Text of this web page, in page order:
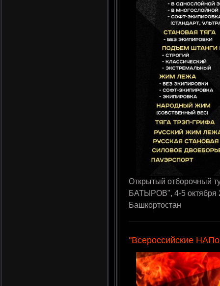
Открытый отборочный
БАТЫРОВ", 4-5 октября
Башкортостан
"Всероссийские